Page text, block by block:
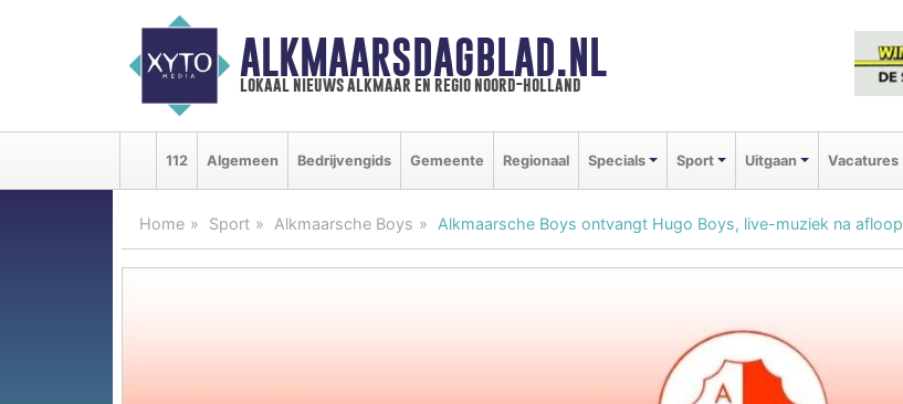
ALKMAARSDAGBLAD.NL
lokaal nieuws alkmaar en regio noord-holland
112 Algemeen Bedrijvengids Gemeente Regionaal Specials Sport Uitgaan Vacatures
Home Sport Alkmaarsche Boys Alkmaarsche Boys ontvangt Hugo Boys, live-muziek na afloop